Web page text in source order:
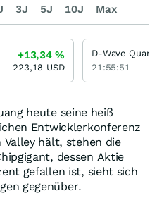
heute seine heiß
Entwicklerkonferenz
Valley hält, stehen die
dessen Aktie
gefallen ist, sieht sich
gegenüber.
3J 5J 10J Max
+13,34%
223,18 USD
D-Wave
21:55:51